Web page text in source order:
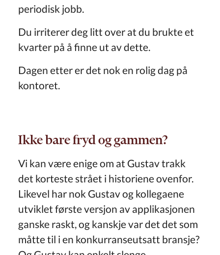
periodisk jobb.
Du irriterer deg litt over at du brukte et
kvarter på å finne ut av dette.
Dagen etter er det nok en rolig dag på
kontoret.
Ikke bare fryd og gammen?
Vi kan være enige om at Gustav trakk
det korteste strået i historiene ovenfor.
Likevel har nok Gustav og kollegaene
utviklet første versjon av applikasjonen
ganske raskt, og kanskje var det det som
måtte til i en konkurranseutsatt bransje?